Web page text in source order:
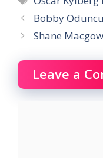
Bobby
Shane
Leave a